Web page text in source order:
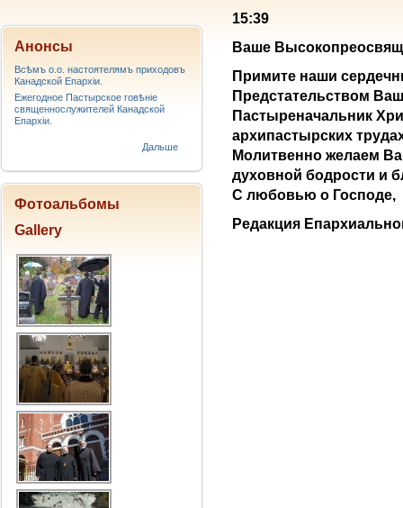
15:39
Ваше
Примите наши
Предстательством
Пастыреначальник
архипастырских
Молитвенно желаем
духовной бодрости и
С любовью о Господе,
Редакция
Анонсы
Всѣмъ о.о. настоятелямъ приходовъ
Канадской Епархiи.
Ежегодное Пастырское говѣніе
священнослужителей Канадской
Епархіи.
Дальше
Фотоальбомы
Gallery